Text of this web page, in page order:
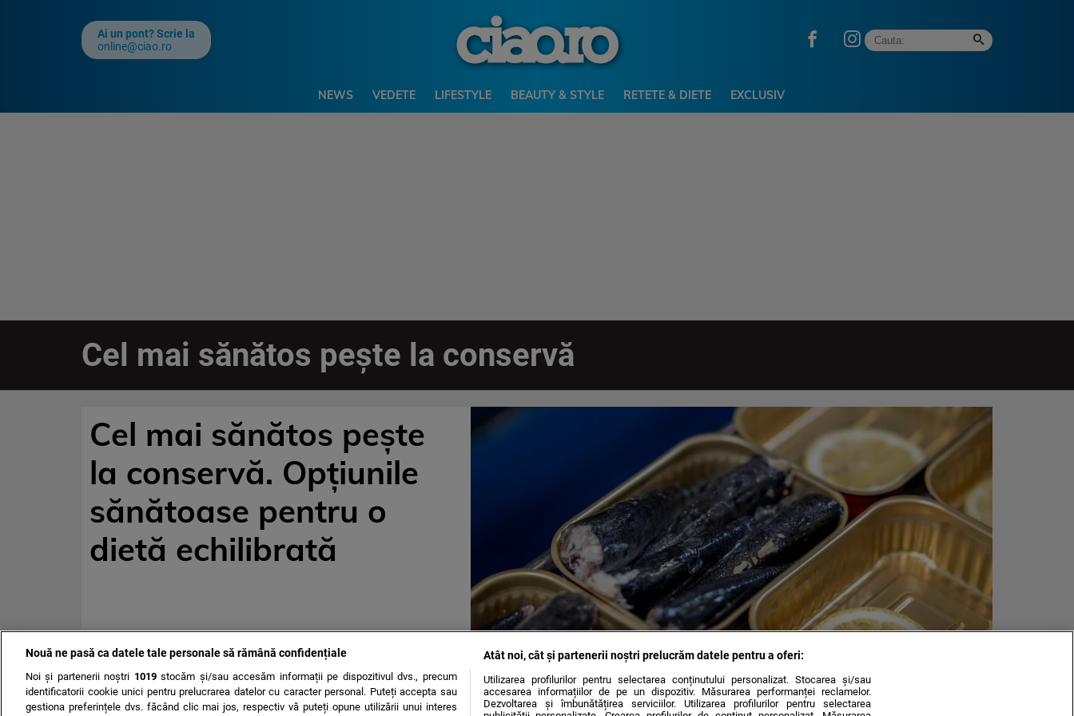
Ai un pont? Scrie la
online@ciao.ro
NEWS VEDETE LIFESTYLE BEAUTY & STYLE RETETE & DIETE EXCLUSIV
Cel mai sănătos pește la conservă
Cel mai sănătos pește
la conservă. Opțiunile
sănătoase pentru o
dietă echilibrată
Nouă ne pasă ca datele tale personale să rămână confidențiale
Noi și partenerii noștri 1019stocăm și/sau accesăm informații pe dispozitivul dvs., precum
identificatorii cookie unici pentru prelucrarea datelor cu caracter personal. Puteți accepta sau
gestiona preferințele dvs. făcând clic mai jos, respectiv vă puteți opune utilizării unui interes
Atât noi, cât și partenerii noștri prelucrăm datele pentru a oferi:
Utilizarea profilurilor pentru selectarea conținutului personalizat. Stocarea și/sau
accesarea informațiilor de pe un dispozitiv. Măsurarea performanței reclamelor.
Dezvoltarea și îmbunătățirea serviciilor. Utilizarea profilurilor pentru selectarea